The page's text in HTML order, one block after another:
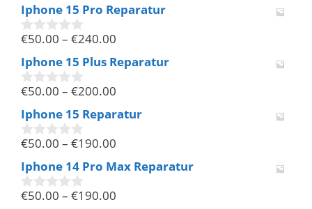
o
n
5
Iphone 15 Pro Reparatur
0
o
n
5
€50.00 – €240.00
Iphone 15 Plus Reparatur
0
o
n
5
€50.00 – €200.00
Iphone 15 Reparatur
0
o
n
5
€50.00 – €190.00
Iphone 14 Pro Max Reparatur
0
€50.00 – €190.00